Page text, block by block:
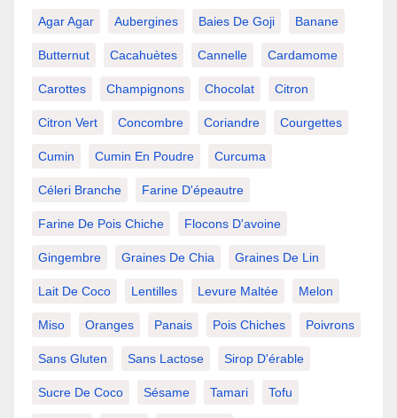
Agar Agar Aubergines Baies De Goji Banane
Butternut Cacahuètes Cannelle Cardamome
Carottes Champignons Chocolat Citron
Citron Vert Concombre Coriandre Courgettes
Cumin Cumin En Poudre Curcuma
Céleri Branche Farine D'épeautre
Farine De Pois Chiche Flocons D'avoine
Gingembre Graines De Chia Graines De Lin
Lait De Coco Lentilles Levure Maltée Melon
Miso Oranges Panais Pois Chiches Poivrons
Sans Gluten Sans Lactose Sirop D'érable
Sucre De Coco Sésame Tamari Tofu